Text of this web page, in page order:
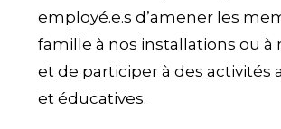
employé.e.s d’amener les
famille à nos installations ou à
et de participer à des activités
et éducatives.